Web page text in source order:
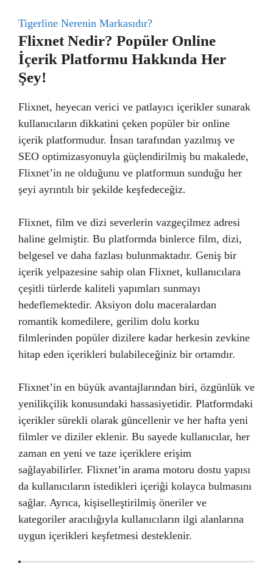
Tigerline Nerenin Markasıdır?
Flixnet Nedir? Popüler Online
İçerik Platformu Hakkında Her
Şey!
Flixnet, heyecan verici ve patlayıcı içerikler sunarak
kullanıcıların dikkatini çeken popüler bir online
içerik platformudur. İnsan tarafından yazılmış ve
SEO optimizasyonuyla güçlendirilmiş bu makalede,
Flixnet’in ne olduğunu ve platformun sunduğu her
şeyi ayrıntılı bir şekilde keşfedeceğiz.
Flixnet, film ve dizi severlerin vazgeçilmez adresi
haline gelmiştir. Bu platformda binlerce film, dizi,
belgesel ve daha fazlası bulunmaktadır. Geniş bir
içerik yelpazesine sahip olan Flixnet, kullanıcılara
çeşitli türlerde kaliteli yapımları sunmayı
hedeflemektedir. Aksiyon dolu maceralardan
romantik komedilere, gerilim dolu korku
filmlerinden popüler dizilere kadar herkesin zevkine
hitap eden içerikleri bulabileceğiniz bir ortamdır.
Flixnet’in en büyük avantajlarından biri, özgünlük ve
yenilikçilik konusundaki hassasiyetidir. Platformdaki
içerikler sürekli olarak güncellenir ve her hafta yeni
filmler ve diziler eklenir. Bu sayede kullanıcılar, her
zaman en yeni ve taze içeriklere erişim
sağlayabilirler. Flixnet’in arama motoru dostu yapısı
da kullanıcıların istedikleri içeriği kolayca bulmasını
sağlar. Ayrıca, kişiselleştirilmiş öneriler ve
kategoriler aracılığıyla kullanıcıların ilgi alanlarına
uygun içerikleri keşfetmesi desteklenir.